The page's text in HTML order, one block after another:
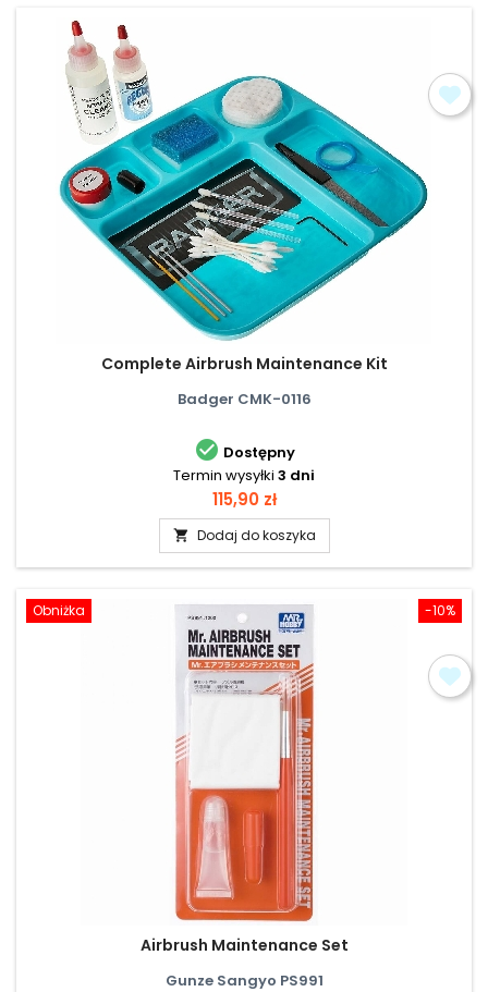
Complete Airbrush Maintenance Kit
Badger CMK-0116
 Dostępny
Termin wysyłki 3 dni
Cena
115,90 zł
 Dodaj do koszyka
-10%
Obniżka
Airbrush Maintenance Set
Gunze Sangyo PS991